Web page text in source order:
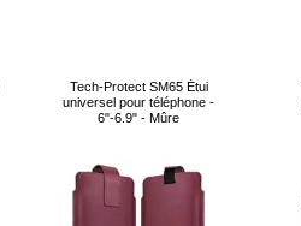
Tech-Protect SM65 Étui
universel pour téléphone -
6"-6.9" - Mûre